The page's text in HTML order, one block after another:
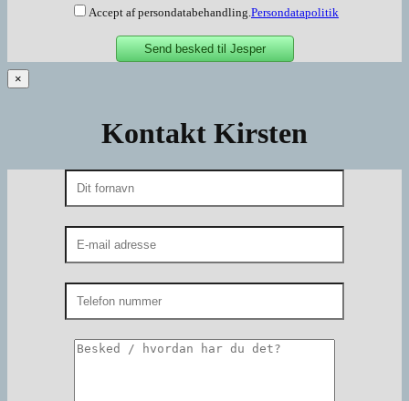
Accept af persondatabehandling. Persondatapolitik
×
Kontakt Kirsten